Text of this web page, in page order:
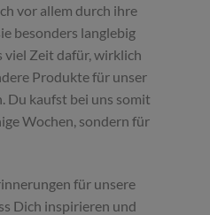
vor allem durch ihre
besonders langlebig
viel Zeit dafür, wirklich
Produkte für unser
Du kaufst bei uns somit
Wochen, sondern für
für unsere
Dich inspirieren und